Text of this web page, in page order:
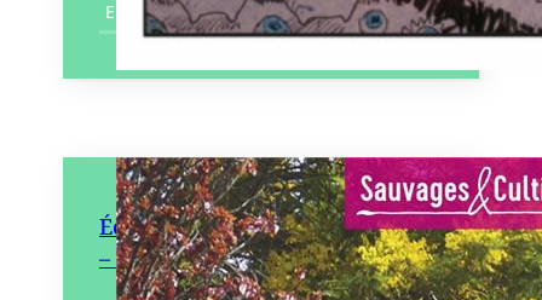
En savoir plus
Échappées végétales en Vendée
– Sauvages et cultivées